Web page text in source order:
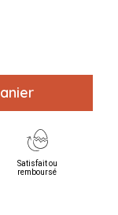
Satisfait ou
remboursé